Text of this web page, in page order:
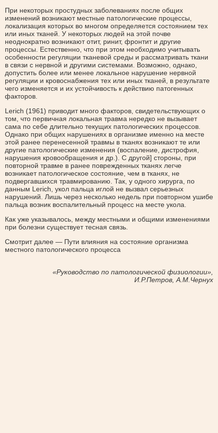
При некоторых простудных заболеваниях после общих
изменений возникают местные патологические процессы,
локализация которых во многом определяется состоянием тех
или иных тканей. У некоторых людей на этой почве
неоднократно возникают отит, ринит, фронтит и другие
процессы. Естественно, что при этом необходимо учитывать
особенности регуляции тканевой среды и рассматривать ткани
в связи с нервной и другими системами. Возможно, однако,
допустить более или менее локальное нарушение нервной
регуляции и кровоснабжения тех или иных тканей, в результате
чего изменяется и их устойчивость к действию патогенных
факторов.
Lerich (1961) приводит много факторов, свидетельствующих о
том, что первичная локальная травма нередко не вызывает
сама по себе длительно текущих патологических процессов.
Однако при общих нарушениях в организме именно на месте
этой ранее перенесенной травмы в тканях возникают те или
другие патологические изменения (воспаление, дистрофия,
нарушения кровообращения и др.). С другой] стороны, при
повторной травме в ранее поврежденных тканях легче
возникает патологическое состояние, чем в тканях, не
подвергавшихся травмированию. Так, у одного хирурга, по
данным Lerich, укол пальца иглой не вызвал серьезных
нарушений. Лишь через несколько недель при повторном ушибе
пальца возник воспалительный процесс на месте укола.
Как уже указывалось, между местными и общими изменениями
при болезни существует тесная связь.
Смотрит далее — Пути влияния на состояние организма
местного патологического процесса
«Руководство по патологической физиологии»,
И.Р.Петров, А.М.Чернух